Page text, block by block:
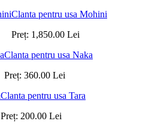
Clanta pentru usa Mohini
Preț: 1,850.00 Lei
Clanta pentru usa Naka
Preț: 360.00 Lei
Clanta pentru usa Tara
Preț: 200.00 Lei